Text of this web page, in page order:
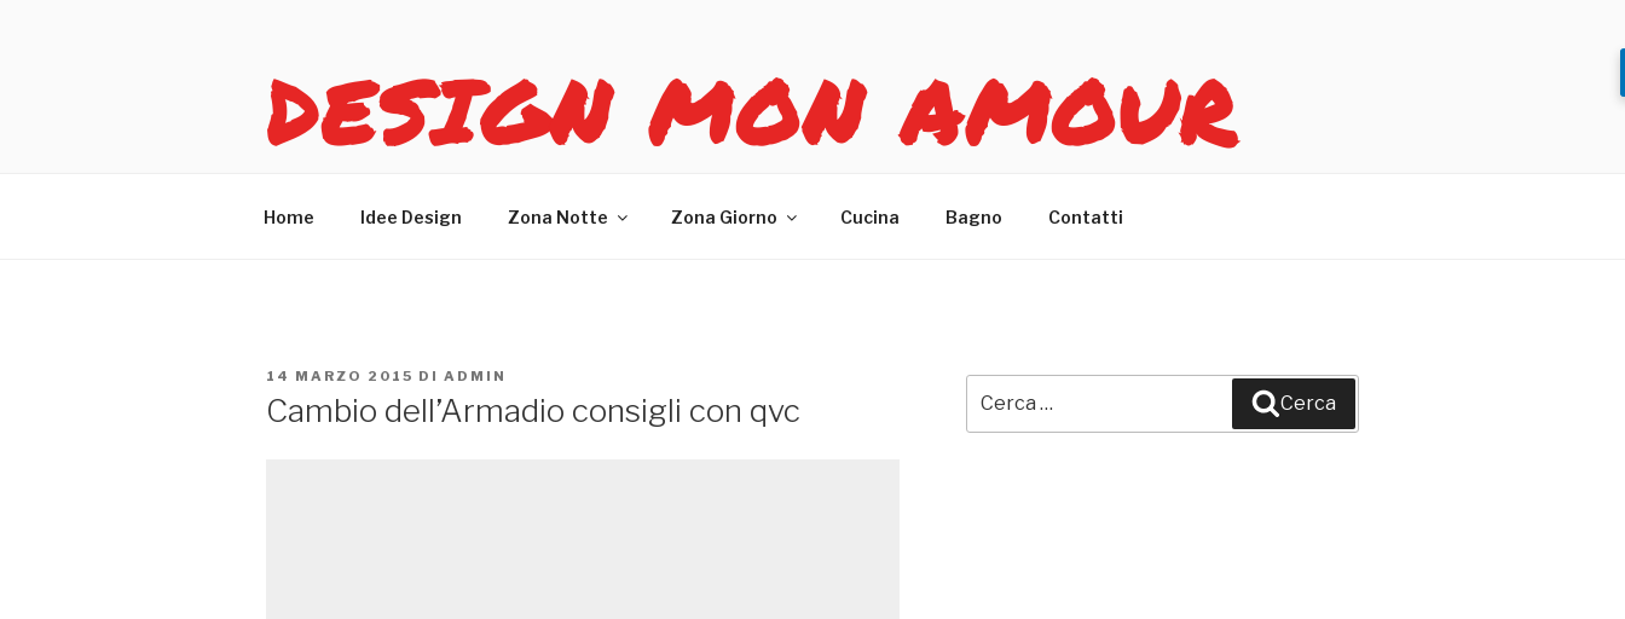
DESIGN MON AMOUR
Home Idee Design Zona Notte Zona Giorno Cucina Bagno Contatti
PUBBLICATO
IL
14 MARZO 2015 DI ADMIN
Cambio dell’Armadio consigli con qvc Cerca